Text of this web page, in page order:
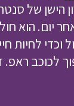
הישן של
יום. הוא
לכוכב